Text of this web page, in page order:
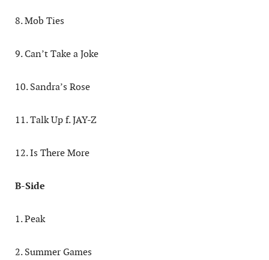
8. Mob Ties
9. Can’t Take a Joke
10. Sandra’s Rose
11. Talk Up f. JAY-Z
12. Is There More
B-Side
1. Peak
2. Summer Games